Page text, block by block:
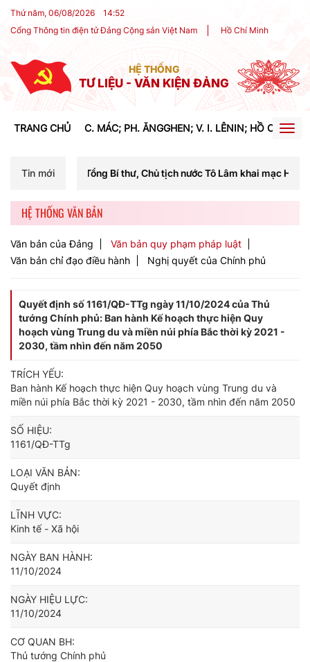
Thứ năm, 06/08/2026 14:52
Cổng Thông tin điện tử Đảng Cộng sản Việt Nam
Hồ Chí Minh
HỆ THỐNG
TƯ LIỆU - VĂN KIỆN ĐẢNG
TRANG CHỦ C. MÁC; PH. ĂNGGHEN; V. I. LÊNIN; HỒ CHÍ
Tin mới
Bí thư, Chủ tịch nước Tô Lâm khai mạc Hội nghị Trung ương lần
HỆ THỐNG VĂN BẢN
Văn bản của Đảng
Văn bản quy phạm pháp luật
Văn bản chỉ đạo điều hành
Nghị quyết của Chính phủ
Quyết định số 1161/QĐ-TTg ngày 11/10/2024 của Thủ
tướng Chính phủ: Ban hành Kế hoạch thực hiện Quy
hoạch vùng Trung du và miền núi phía Bắc thời kỳ 2021 -
2030, tầm nhìn đến năm 2050
TRÍCH YẾU:
Ban hành Kế hoạch thực hiện Quy hoạch vùng Trung du và
miền núi phía Bắc thời kỳ 2021 - 2030, tầm nhìn đến năm 2050
SỐ HIỆU:
1161/QĐ-TTg
LOẠI VĂN BẢN:
Quyết định
LĨNH VỰC:
Kinh tế - Xã hội
NGÀY BAN HÀNH:
11/10/2024
NGÀY HIỆU LỰC:
11/10/2024
CƠ QUAN BH:
Thủ tướng Chính phủ